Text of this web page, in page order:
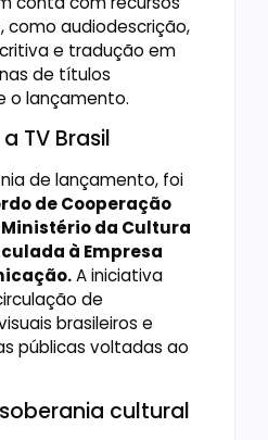
como audiodescrição,
e tradução em
de títulos
o lançamento.
TV Brasil
de lançamento, foi
de Cooperação
da Cultura
à Empresa
A iniciativa
de
brasileiros e
públicas voltadas ao
cultural